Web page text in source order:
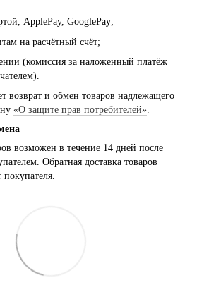
ApplePay, GooglePay;
на расчётный счёт;
(комиссия за наложенный платёж
возврат и обмен товаров надлежащего
«О защите прав потребителей».
возможен в течение 14 дней после
Обратная доставка товаров
покупателя.